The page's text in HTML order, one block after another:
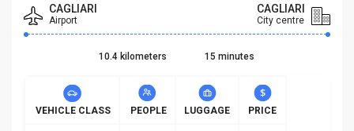
CAGLIARI
Airport
CAGLIARI
City centre
10.4 kilometers 15 minutes
VEHICLE CLASS PEOPLE LUGGAGE PRICE